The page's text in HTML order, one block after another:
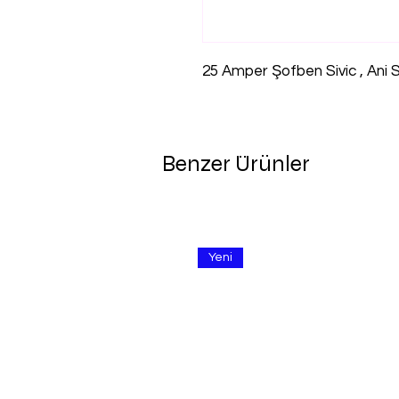
25 Amper Şofben Sivic , Ani
Benzer Ürünler
Yeni